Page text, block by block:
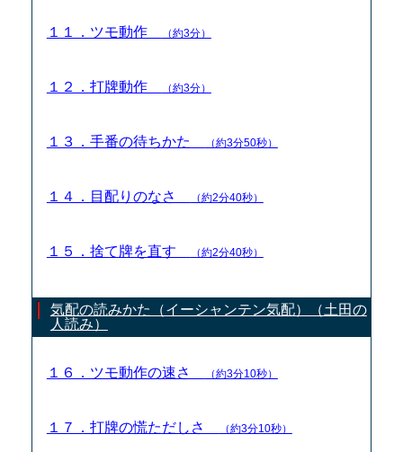
１１．ツモ動作 （約3分）
１２．打牌動作 （約3分）
１３．手番の待ちかた （約3分50秒）
１４．目配りのなさ （約2分40秒）
１５．捨て牌を直す （約2分40秒）
気配の読みかた（イーシャンテン気配）（土田の
人読み）
１６．ツモ動作の速さ （約3分10秒）
１７．打牌の慌ただしさ （約3分10秒）